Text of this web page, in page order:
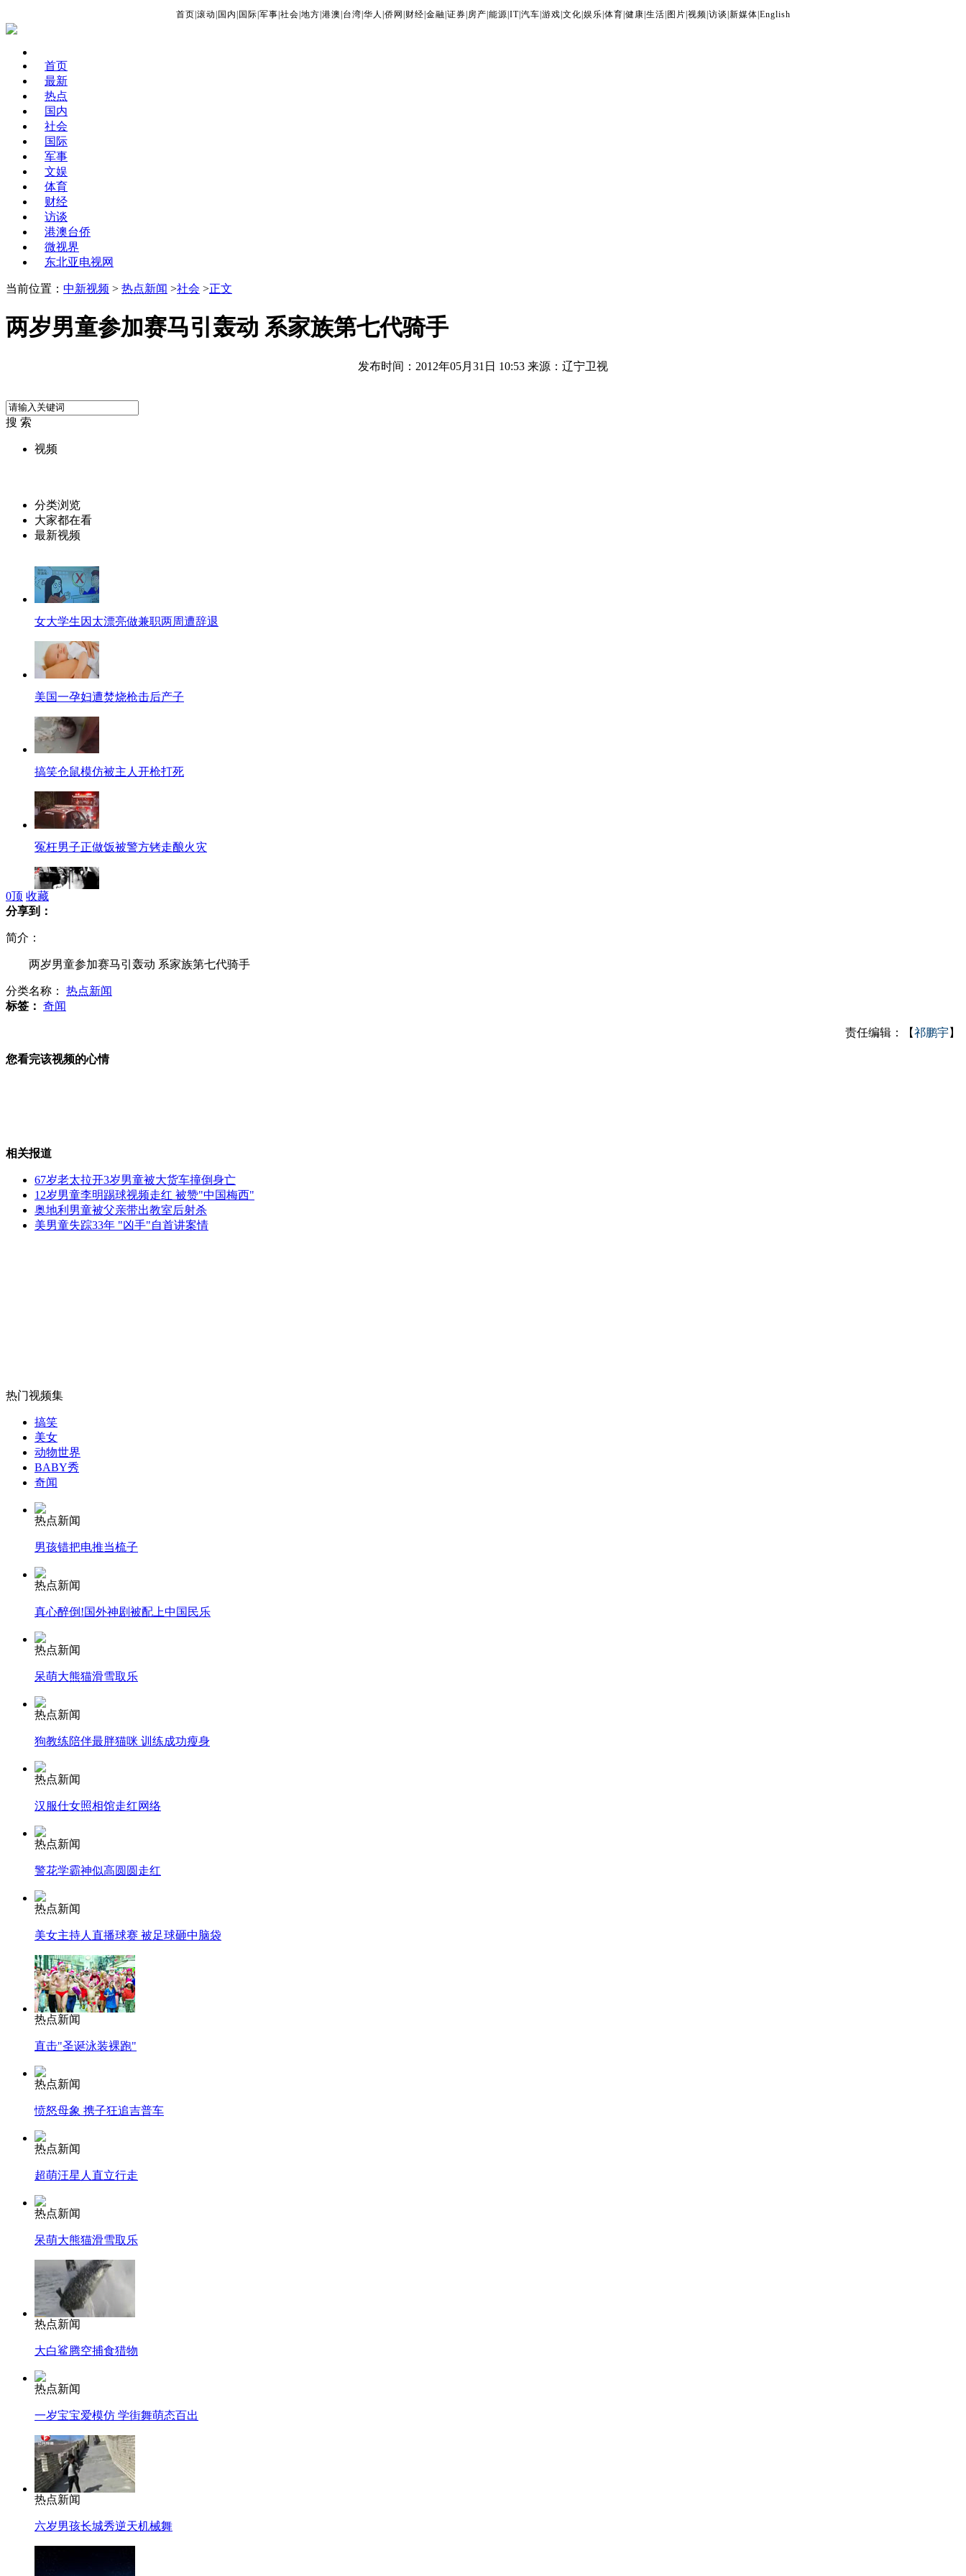
首页 滚动 国内 国际 军事 社会 地方 港澳 台湾 华人 侨网 财经 金融 证券 房产 能源 IT| 汽车 游戏 文化 娱乐 体育 健康 生活 图片 视频 访谈 新媒体 English
首页
最新
热点
国内
社会
国际
军事
文娱
体育
财经
访谈
港澳台侨
微视界
东北亚电视网
当前位置： 中新视频 > 热点新闻 >社会 >正文
两岁男童参加赛马引轰动 系家族第七代骑手
发布时间：2012年05月31日 10:53 来源：辽宁卫视
搜 索
视频
分类浏览
大家都在看
最新视频
女大学生因太漂亮做兼职两周遭辞退
美国一孕妇遭焚烧枪击后产子
搞笑仓鼠模仿被主人开枪打死
冤枉男子正做饭被警方铐走酿火灾
宠物仓鼠大秀装死演技堪称影帝
地铁现"择菜姐" 剩菜剩叶胡乱扔
刘嘉玲广告老照片牵出维权案
女孩北京地铁殴打老人 痛下狠手拳打脚踢
无痛分娩是否安全 医生回应
外交部：反对强权政治霸凌主义
外交部：有关国家言论片面不公正
安徽一实载49人客车翻车
消防员救轻生者
纽约上演“枕头大战”
司机酒驾遇交警 急速倒车逃窜
0顶 收藏
分享到：
简介：
两岁男童参加赛马引轰动 系家族第七代骑手
分类名称： 热点新闻
标签： 奇闻
责任编辑：【祁鹏宇】
您看完该视频的心情
相关报道
67岁老太拉开3岁男童被大货车撞倒身亡
12岁男童李明踢球视频走红 被赞"中国梅西"
奥地利男童被父亲带出教室后射杀
美男童失踪33年 "凶手"自首讲案情
热门视频集
搞笑
美女
动物世界
BABY秀
奇闻
热点新闻
男孩错把电推当梳子
热点新闻
真心醉倒!国外神剧被配上中国民乐
热点新闻
呆萌大熊猫滑雪取乐
热点新闻
狗教练陪伴最胖猫咪 训练成功瘦身
热点新闻
汉服仕女照相馆走红网络
热点新闻
警花学霸神似高圆圆走红
热点新闻
美女主持人直播球赛 被足球砸中脑袋
热点新闻
直击"圣诞泳装裸跑"
热点新闻
愤怒母象 携子狂追吉普车
热点新闻
超萌汪星人直立行走
热点新闻
呆萌大熊猫滑雪取乐
热点新闻
大白鲨腾空捕食猎物
热点新闻
一岁宝宝爱模仿 学街舞萌态百出
热点新闻
六岁男孩长城秀逆天机械舞